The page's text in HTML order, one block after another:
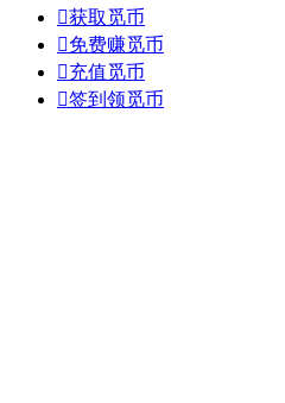
获取觅币
免费赚觅币
充值觅币
签到领觅币